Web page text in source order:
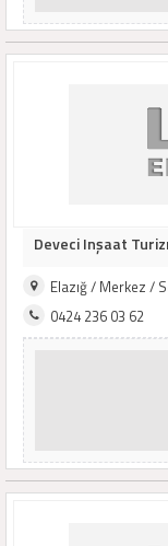
Deveci Inşaat
Elazığ / Merkez /
0424 236 03 62